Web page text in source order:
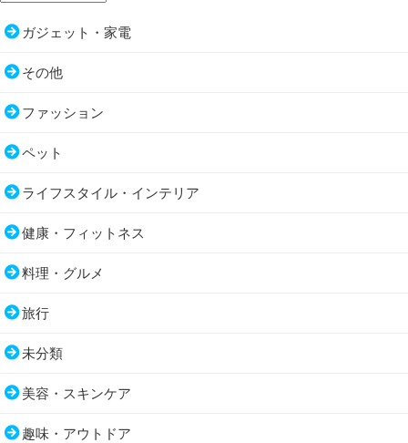
ガジェット・家電
その他
ファッション
ペット
ライフスタイル・インテリア
健康・フィットネス
料理・グルメ
旅行
未分類
美容・スキンケア
趣味・アウトドア